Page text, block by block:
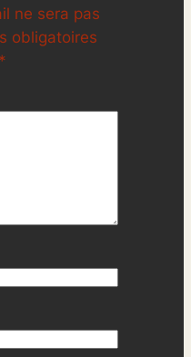
ne sera pas
obligatoires
*